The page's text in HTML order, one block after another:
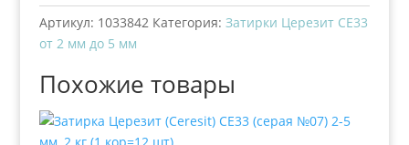
Артикул: 1033842 Категория: Затирки Церезит СЕ33
от 2 мм до 5 мм
Похожие товары